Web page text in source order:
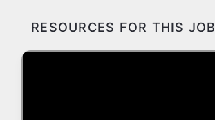
RESOURCES FOR THIS JOB